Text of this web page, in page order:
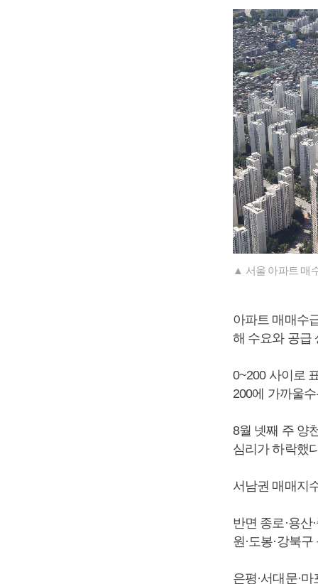
▲ 서울 아파트 매
아파트 매매수
해 수요와 공급
0~200 사이로
200에 가까울
8월 넷째 주 양
심리가 하락했
서남권 매매지
반면 종로·용산
원·도봉·강북
은평·서대문·